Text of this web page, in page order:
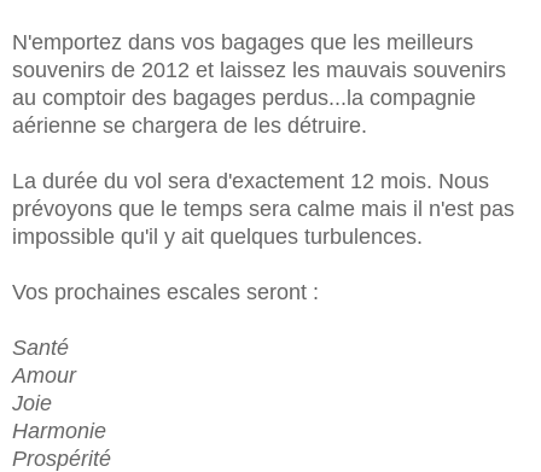
N'emportez dans vos bagages que les meilleurs
souvenirs de 2012 et laissez les mauvais souvenirs
au comptoir des bagages perdus...la compagnie
aérienne se chargera de les détruire.
La durée du vol sera d'exactement 12 mois. Nous
prévoyons que le temps sera calme mais il n'est pas
impossible qu'il y ait quelques turbulences.
Vos prochaines escales seront :
Santé
Amour
Joie
Harmonie
Prospérité